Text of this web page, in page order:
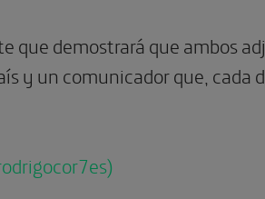
que demostrará que ambos
y un comunicador que,